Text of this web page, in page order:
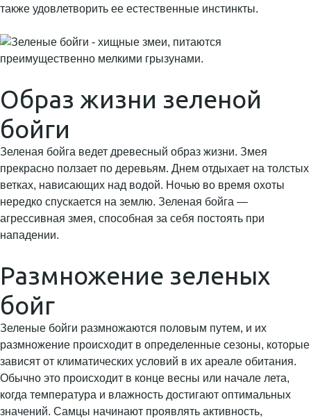
также удовлетворить ее естественные инстинкты.
Образ жизни зеленой
бойги
Зеленая бойга ведет древесный образ жизни. Змея
прекрасно ползает по деревьям. Днем отдыхает на толстых
ветках, нависающих над водой. Ночью во время охоты
нередко спускается на землю. Зеленая бойга —
агрессивная змея, способная за себя постоять при
нападении.
Размножение зеленых
бойг
Зеленые бойги размножаются половым путем, и их
размножение происходит в определенные сезоны, которые
зависят от климатических условий в их ареале обитания.
Обычно это происходит в конце весны или начале лета,
когда температура и влажность достигают оптимальных
значений. Самцы начинают проявлять активность,